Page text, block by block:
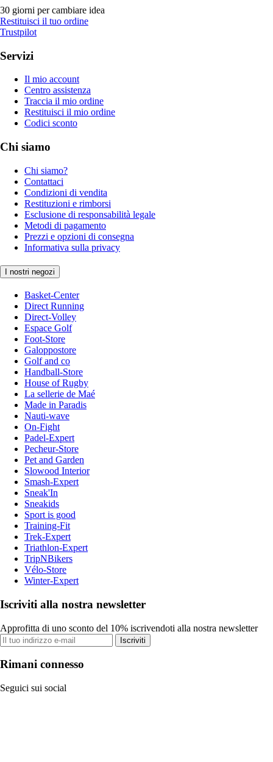
30 giorni per cambiare idea
Restituisci il tuo ordine
Trustpilot
Servizi
Il mio account
Centro assistenza
Traccia il mio ordine
Restituisci il mio ordine
Codici sconto
Chi siamo
Chi siamo?
Contattaci
Condizioni di vendita
Restituzioni e rimborsi
Esclusione di responsabilità legale
Metodi di pagamento
Prezzi e opzioni di consegna
Informativa sulla privacy
I nostri negozi
Basket-Center
Direct Running
Direct-Volley
Espace Golf
Foot-Store
Galoppostore
Golf and co
Handball-Store
House of Rugby
La sellerie de Maé
Made in Paradis
Nauti-wave
On-Fight
Padel-Expert
Pecheur-Store
Pet and Garden
Slowood Interior
Smash-Expert
Sneak'In
Sneakids
Sport is good
Training-Fit
Trek-Expert
Triathlon-Expert
TripNBikers
Vélo-Store
Winter-Expert
Iscriviti alla nostra newsletter
Approfitta di uno sconto del 10% iscrivendoti alla nostra newsletter
Iscriviti
Rimani connesso
Seguici sui social